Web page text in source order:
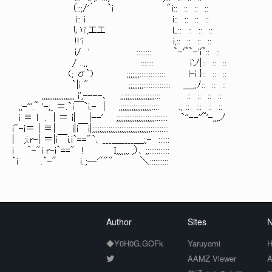
（::;/'´ `i "i:: :: :: ::
i:: i i:: :: :: ::
いi',エエ L:: :: :: ::
!!'i i,:: :: :: ::
i/ ' :::::::: `-'~`-'i~:: ::
/ ..,, ::::::: iソ|:: :: ::
(; σ`) ;;;;;;;:::::::::::::: l-i }:: :: ::
`|i " ;;;;;;;;::::::::::::::: ＿,;ﾉ:: :: :: や
,,,,,,,,,,,,,,,,,, i',----､ ;;;;;;;;;;;;;;;;;;;::: :: :: :: ::
,;-'''.~ '-;_ ＝.`i￣`i.- | ;;;;;;;;;;;;;;;;;;:::: ., :: ::: :: ::
i ≡ l . | ＝ i| |--' ;;;;;;;;;;;;;;;;;;;;;::::::: `''--''~'-,,,ノ
i"-i＝ | ≡| i|i￣i|;;;;;;;;;;;;;;;;;;;;;;;;;;;;;;;;::::::::::
| ;i.r-| ＝|i￣i.i`=="`、___＿____＿;;- ::::::
i `-"i r-i`==" ! I,,,,,,, ,）、;;:::::::::::
`i .`-" i..;--'""" ＼::::::::::
Author
◆Y0H0G.GOFk
Sites
Yaruyomi
AAMZ Viewer